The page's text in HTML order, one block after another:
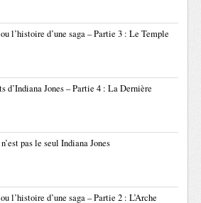
l’histoire d’une saga – Partie 3 : Le Temple
d’Indiana Jones – Partie 4 : La Dernière
pas le seul Indiana Jones
l’histoire d’une saga – Partie 2 : L’Arche